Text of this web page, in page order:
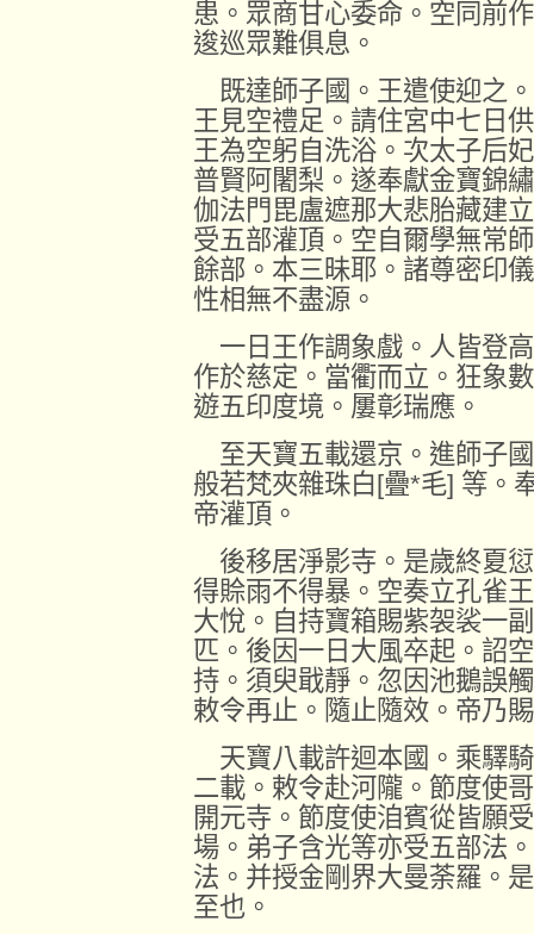
患。眾商甘心委命。空同前
逡巡眾難俱息。
既達師子國。王遣使迎之
王見空禮足。請住宮中七日
王為空躬自洗浴。次太子后
普賢阿闍梨。遂奉獻金寶錦
伽法門毘盧遮那大悲胎藏建
受五部灌頂。空自爾學無常
餘部。本三昧耶。諸尊密印
性相無不盡源。
一日王作調象戲。人皆登
作於慈定。當衢而立。狂象
遊五印度境。屢彰瑞應。
至天寶五載還京。進師子
般若梵夾雜珠白[疊*毛] 等。
帝灌頂。
後移居淨影寺。是歲終夏
得賒雨不得暴。空奏立孔雀
大悅。自持寶箱賜紫袈裟一
匹。後因一日大風卒起。詔
持。須臾戢靜。忽因池鵝誤
敕令再止。隨止隨效。帝乃
天寶八載許迴本國。乘驛
二載。敕令赴河隴。節度使
開元寺。節度使洎賓從皆願
場。弟子含光等亦受五部法
法。并授金剛界大曼荼羅。
至也。